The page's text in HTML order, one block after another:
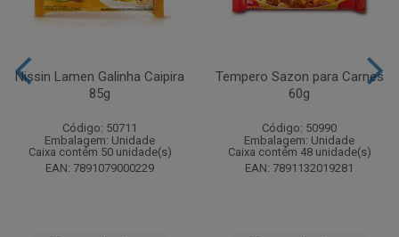
Nissin Lamen Galinha Caipira
85g
Código: 50711
Embalagem: Unidade
Caixa contém 50 unidade(s)
EAN: 7891079000229
Tempero Sazon para Carnes
60g
Código: 50990
Embalagem: Unidade
Caixa contém 48 unidade(s)
EAN: 7891132019281